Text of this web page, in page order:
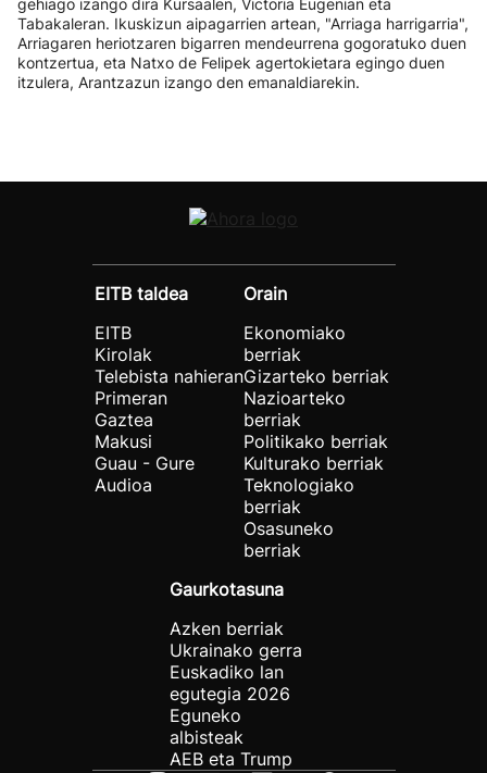
gehiago izango dira Kursaalen, Victoria Eugenian eta
Tabakaleran. Ikuskizun aipagarrien artean, "Arriaga harrigarria",
Arriagaren heriotzaren bigarren mendeurrena gogoratuko duen
kontzertua, eta Natxo de Felipek agertokietara egingo duen
itzulera, Arantzazun izango den emanaldiarekin.
EITB taldea
EITB
Kirolak
Telebista nahieran
Primeran
Gaztea
Makusi
Guau - Gure
Audioa
Orain
Ekonomiako
berriak
Gizarteko berriak
Nazioarteko
berriak
Politikako berriak
Kulturako berriak
Teknologiako
berriak
Osasuneko
berriak
Gaurkotasuna
Azken berriak
Ukrainako gerra
Euskadiko lan
egutegia 2026
Eguneko
albisteak
AEB eta Trump